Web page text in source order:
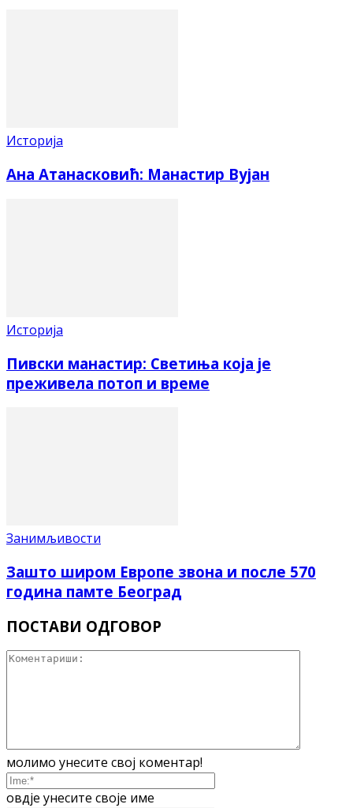
Историја
Ана Атанасковић: Манастир Вујан
Историја
Пивски манастир: Светиња која је
преживела потоп и време
Занимљивости
Зашто широм Европе звона и после 570
година памте Београд
ПОСТАВИ ОДГОВОР
молимо унесите свој коментар!
овдје унесите своје име